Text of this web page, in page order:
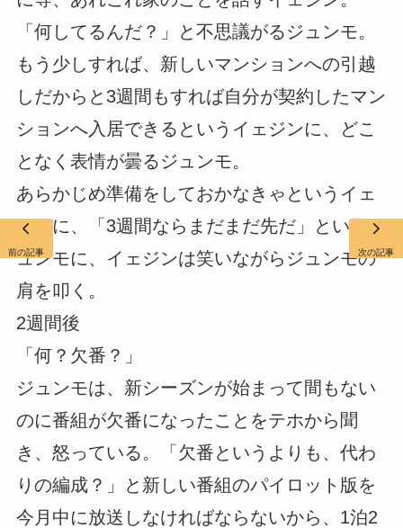
「何してるんだ？」と不思議がるジュンモ。
もう少しすれば、新しいマンションへの引越
しだからと3週間もすれば自分が契約したマン
ションへ入居できるというイェジンに、どこ
となく表情が曇るジュンモ。
あらかじめ準備をしておかなきゃというイェ
ジンに、「3週間ならまだまだ先だ」というジ
ュンモに、イェジンは笑いながらジュンモの
肩を叩く。
2週間後
「何？欠番？」
ジュンモは、新シーズンが始まって間もない
のに番組が欠番になったことをテホから聞
き、怒っている。「欠番というよりも、代わ
りの編成？」と新しい番組のパイロット版を
今月中に放送しなければならないから、1泊2
前の記事 次の記事